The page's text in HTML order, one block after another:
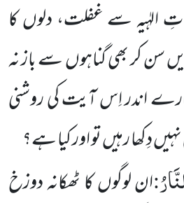
الہٰیہ سے غفلت، دلوں کا
سن کر بھی گناہوں سے باز نہ
اندر اِس آیت کی روشنی
دِکھا رہیں تو اور کیا ہے؟
:ان لوگوں کا ٹھکانہ دوزخ